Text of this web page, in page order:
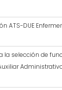
ATS-DUE
la selección de